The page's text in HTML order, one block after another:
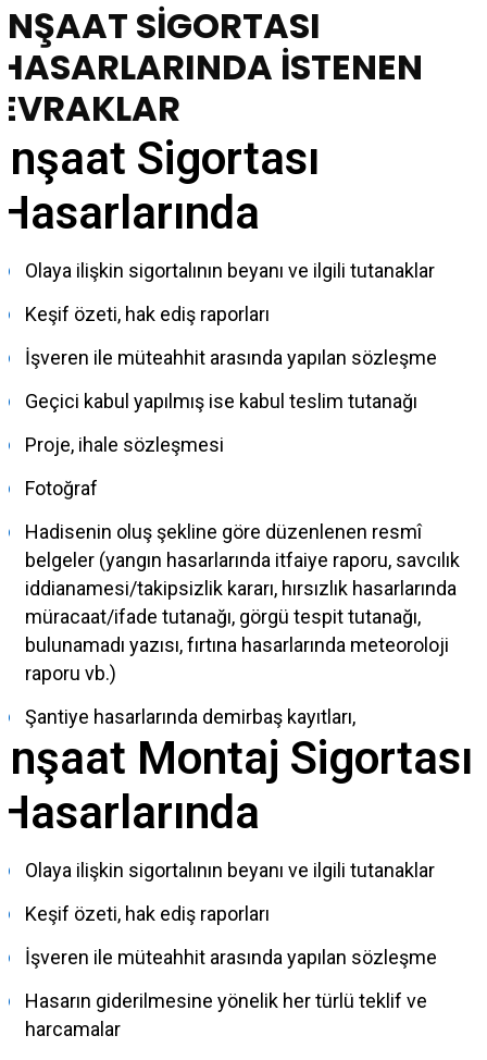
SİGORTASI
İSTENEN
Sigortası
Olaya ilişkin sigortalının beyanı ve ilgili tutanaklar
Keşif özeti, hak ediş raporları
İşveren ile müteahhit arasında yapılan sözleşme
Geçici kabul yapılmış ise kabul teslim tutanağı
Proje, ihale sözleşmesi
Fotoğraf
Hadisenin oluş şekline göre düzenlenen resmî
belgeler (yangın hasarlarında itfaiye raporu, savcılık
iddianamesi/takipsizlik kararı, hırsızlık hasarlarında
müracaat/ifade tutanağı, görgü tespit tutanağı,
bulunamadı yazısı, fırtına hasarlarında meteoroloji
raporu vb.)
Şantiye hasarlarında demirbaş kayıtları,
Montaj Sigortası
Olaya ilişkin sigortalının beyanı ve ilgili tutanaklar
Keşif özeti, hak ediş raporları
İşveren ile müteahhit arasında yapılan sözleşme
Hasarın giderilmesine yönelik her türlü teklif ve
harcamalar